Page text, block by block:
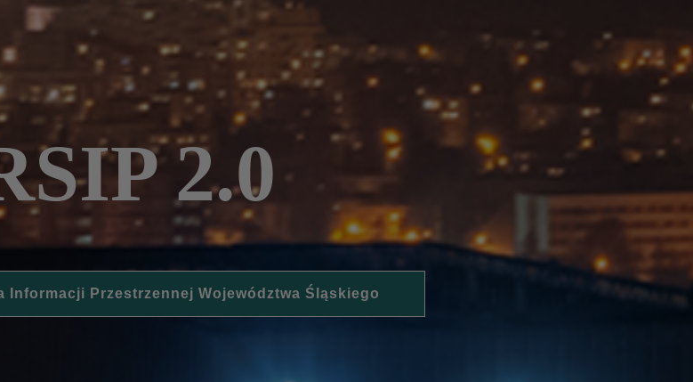
2.0
Informacji Przestrzennej Województwa Śląskiego